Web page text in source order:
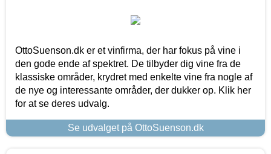
OttoSuenson.dk er et vinfirma, der har fokus på vine i
den gode ende af spektret. De tilbyder dig vine fra de
klassiske områder, krydret med enkelte vine fra nogle af
de nye og interessante områder, der dukker op. Klik her
for at se deres udvalg.
Se udvalget på OttoSuenson.dk